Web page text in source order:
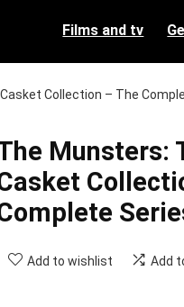
Films and tv
Collection – The
Munsters:
Add to wishlist Add